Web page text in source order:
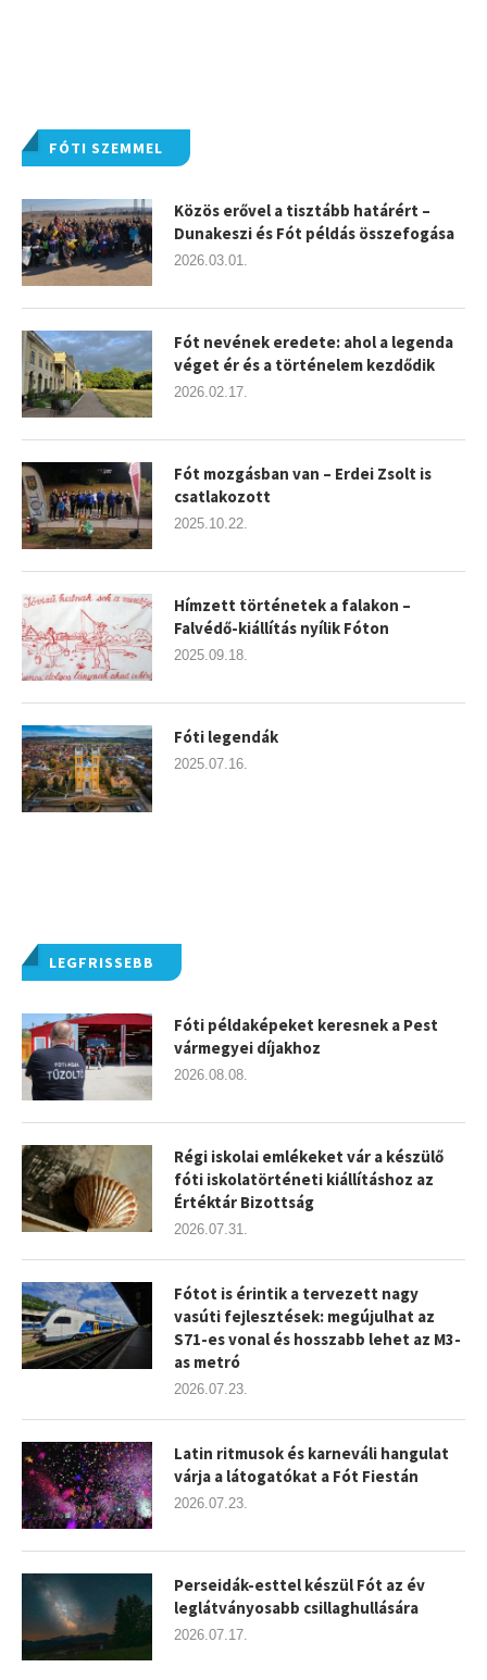
LEGFRISSEBB
Fóti példaképeket keresnek a Pest
vármegyei díjakhoz
2026.08.08.
Régi iskolai emlékeket vár a készülő
fóti iskolatörténeti kiállításhoz az
Értéktár Bizottság
2026.07.31.
Fótot is érintik a tervezett nagy
vasúti fejlesztések: megújulhat az
S71-es vonal és hosszabb lehet az M3-
as metró
2026.07.23.
Latin ritmusok és karneváli hangulat
várja a látogatókat a Fót Fiestán
2026.07.23.
Perseidák-esttel készül Fót az év
leglátványosabb csillaghullására
2026.07.17.
FÓTI SZEMMEL
Közös erővel a tisztább határért –
Dunakeszi és Fót példás összefogása
2026.03.01.
Fót nevének eredete: ahol a legenda
véget ér és a történelem kezdődik
2026.02.17.
Fót mozgásban van – Erdei Zsolt is
csatlakozott
2025.10.22.
Hímzett történetek a falakon –
Falvédő-kiállítás nyílik Fóton
2025.09.18.
Fóti legendák
2025.07.16.